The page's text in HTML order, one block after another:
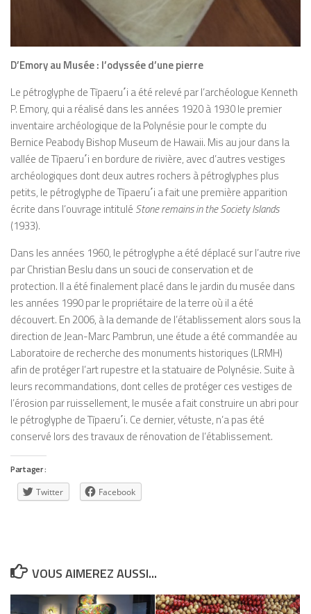
D’Emory au Musée : l’odyssée d’une pierre
Le pétroglyphe de Tīpaeru΄i a été relevé par l’archéologue Kenneth
P. Emory, qui a réalisé dans les années 1920 à 1930 le premier
inventaire archéologique de la Polynésie pour le compte du
Bernice Peabody Bishop Museum de Hawaii. Mis au jour dans la
vallée de Tīpaeru΄i en bordure de rivière, avec d’autres vestiges
archéologiques dont deux autres rochers à pétroglyphes plus
petits, le pétroglyphe de Tīpaeru΄i a fait une première apparition
écrite dans l’ouvrage intitulé Stone remains in the Society Islands
(1933).
Dans les années 1960, le pétroglyphe a été déplacé sur l’autre rive
par Christian Beslu dans un souci de conservation et de
protection. Il a été finalement placé dans le jardin du musée dans
les années 1990 par le propriétaire de la terre où il a été
découvert. En 2006, à la demande de l’établissement alors sous la
direction de Jean-Marc Pambrun, une étude a été commandée au
Laboratoire de recherche des monuments historiques (LRMH)
afin de protéger l’art rupestre et la statuaire de Polynésie. Suite à
leurs recommandations, dont celles de protéger ces vestiges de
l’érosion par ruissellement, le musée a fait construire un abri pour
le pétroglyphe de Tīpaeru΄i. Ce dernier, vétuste, n’a pas été
conservé lors des travaux de rénovation de l’établissement.
Partager :
Twitter Facebook
VOUS AIMEREZ AUSSI...